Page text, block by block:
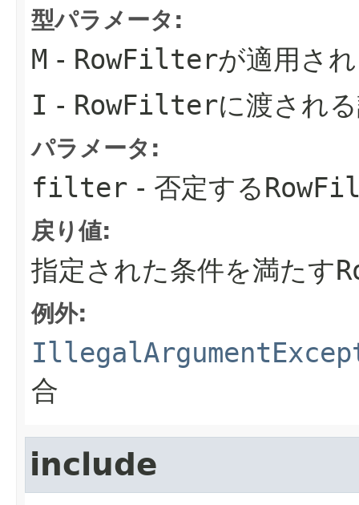
型パラメータ:
M - RowFilterが適用さ
I - RowFilterに渡され
パラメータ:
filter - 否定する
戻り値:
指定された条件を満たす
例外:
合
include